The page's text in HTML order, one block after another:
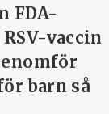
FDA-
vaccin
barn så